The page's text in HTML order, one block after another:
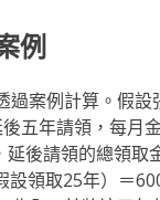
例
案例計算。假
五年請領，每月
後請領的總領取
領取25年）＝